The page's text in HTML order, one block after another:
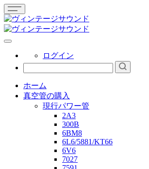
ログイン
ホーム
真空管の購入
現行パワー管
2A3
300B
6BM8
6L6/5881/KT66
6V6
7027